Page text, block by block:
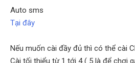
Auto sms
Tại đây
Nếu muốn cài đầy đủ thì có thể cài
Cài tối thiểu từ 1 tới 4 ( 5 là để chơi